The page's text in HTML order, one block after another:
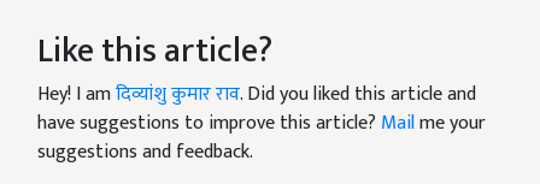
Like this article?
Hey! I amदिव्यांशु कुमार राव. Did you liked this article and
have suggestions to improve this article? Mailme your
suggestions and feedback.